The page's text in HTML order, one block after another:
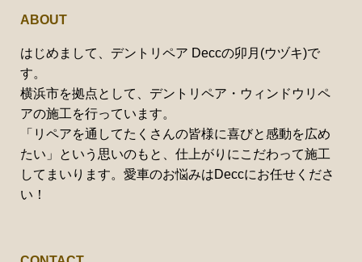
ABOUT
はじめまして、デントリペア Deccの卯月(ウヅキ)で
す。
横浜市を拠点として、デントリペア・ウィンドウリペ
アの施工を行っています。
「リペアを通してたくさんの皆様に喜びと感動を広め
たい」という思いのもと、仕上がりにこだわって施工
してまいります。愛車のお悩みはDeccにお任せくださ
い！